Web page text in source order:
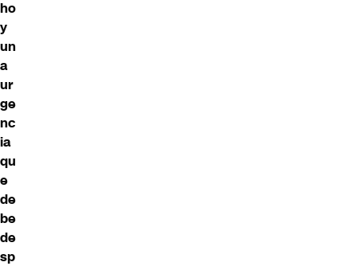
ho
y
un
a
ur
ge
nc
ia
qu
e
de
be
de
sp